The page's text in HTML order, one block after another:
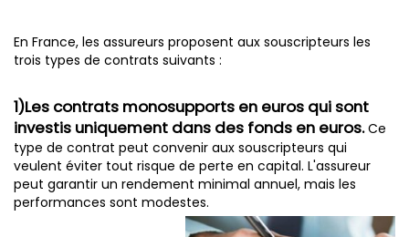
En France, les assureurs proposent aux souscripteurs les
trois types de contrats suivants :
1)Les contrats monosupports en euros qui sont
investis uniquement dans des fonds en euros.Ce
type de contrat peut convenir aux souscripteurs qui
veulent éviter tout risque de perte en capital. L'assureur
peut garantir un rendement minimal annuel, mais les
performances sont modestes.